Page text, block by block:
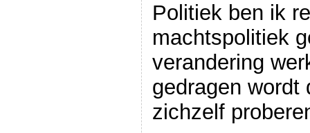
Politiek ben ik
machtspolitiek
verandering
gedragen wordt
zichzelf